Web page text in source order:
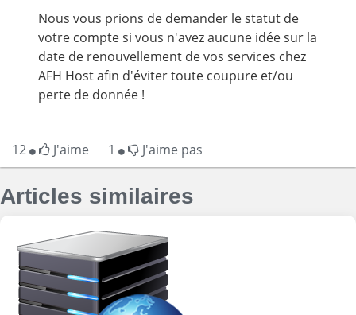
Nous vous prions de demander le statut de
votre compte si vous n'avez aucune idée sur la
date de renouvellement de vos services chez
AFH Host afin d'éviter toute coupure et/ou
perte de donnée !
12 J'aime 1 J'aime pas
Articles similaires